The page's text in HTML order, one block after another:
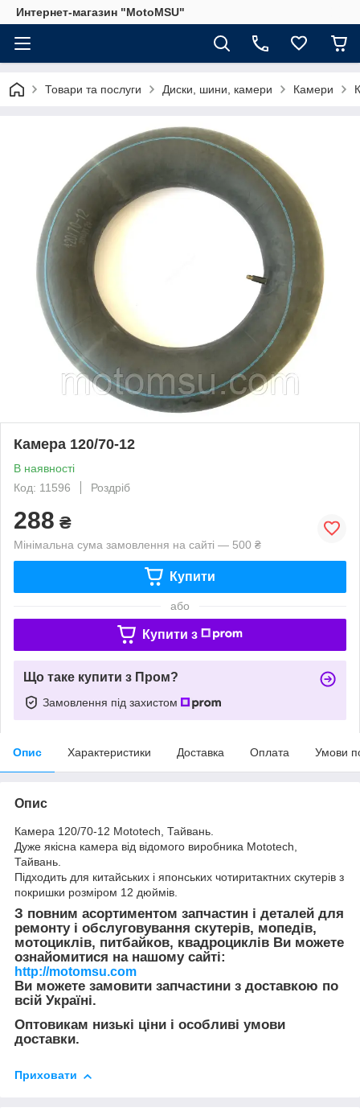
Интернет-магазин "MotoMSU"
Товари та послуги Диски, шини, камери Камери
Камера 120/70-12
В наявності
Код: 11596
Роздріб
288 ₴
Мінімальна сума замовлення на сайті — 500 ₴
Купити
або
Купити з
Що таке купити з Пром?
Замовлення під захистом
Опис Характеристики Доставка Оплата Умови
Опис
Камера 120/70-12 Mototech, Тайвань.
Дуже якісна камера від відомого виробника Mototech,
Тайвань.
Підходить для китайських і японських чотиритактних скутерів з
покришки розміром 12 дюймів.
З повним асортиментом запчастин і деталей для
ремонту і обслуговування скутерів, мопедів,
мотоциклів, питбайков, квадроциклів Ви можете
ознайомитися на нашому сайті:
http://motomsu.com
Ви можете замовити запчастини з доставкою по
всій Україні.
Оптовикам низькі ціни і особливі умови
доставки.
Приховати